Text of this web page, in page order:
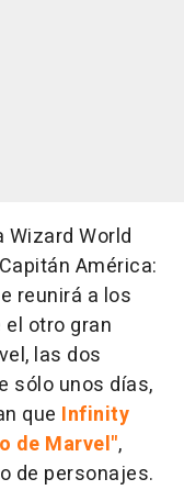
World
América:
reunirá a los
otro gran
las dos
sólo unos días,
que Infinity
de Marvel",
de personajes.